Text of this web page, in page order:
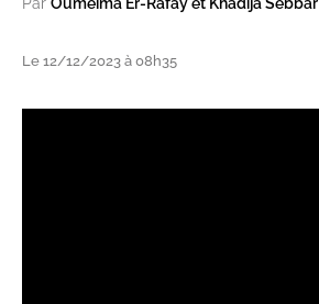
Le 12/12/2023 à 08h35